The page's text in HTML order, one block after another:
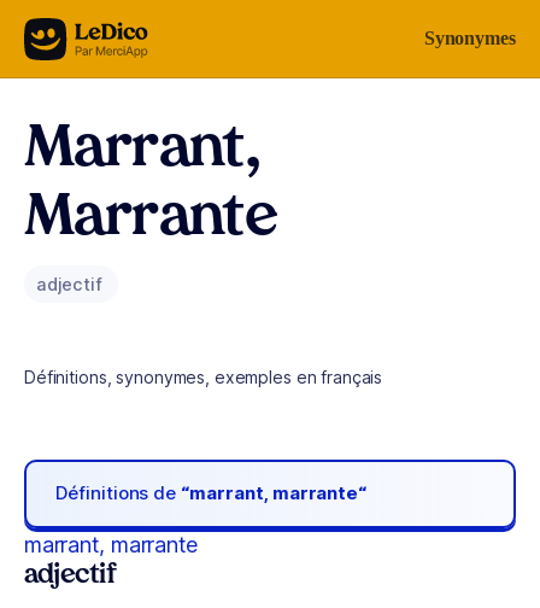
Aller au contenu Synonymes
Marrant,
Marrante
adjectif
Définitions, synonymes, exemples en français
Définitions de “marrant, marrante“
marrant, marrante
adjectif